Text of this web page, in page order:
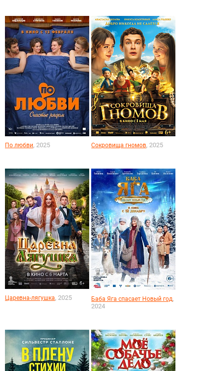
По любви, 2025 Сокровища гномов, 2025
Царевна-лягушка, 2025 Баба Яга спасает Новый год,
2024